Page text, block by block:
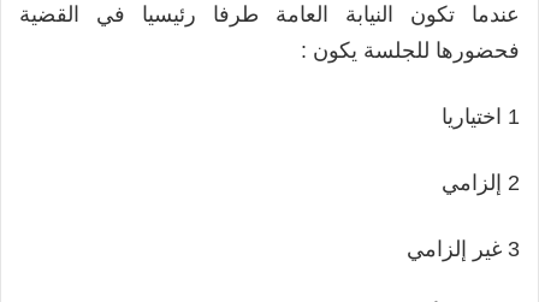
عندما تكون النيابة العامة طرفا رئيسيا في القضية
فحضورها للجلسة يكون :
1 اختياريا
2 إلزامي
3 غير إلزامي